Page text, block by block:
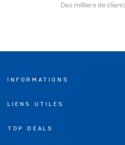
Des milliers de
INFORMATIONS
LIENS UTILES
TOP DEALS